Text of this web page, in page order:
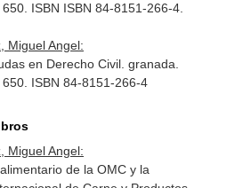
ISBN ISBN 84-8151-266-4.
Miguel Angel:
en Derecho Civil. granada.
ISBN 84-8151-266-4
Miguel Angel:
de la OMC y la